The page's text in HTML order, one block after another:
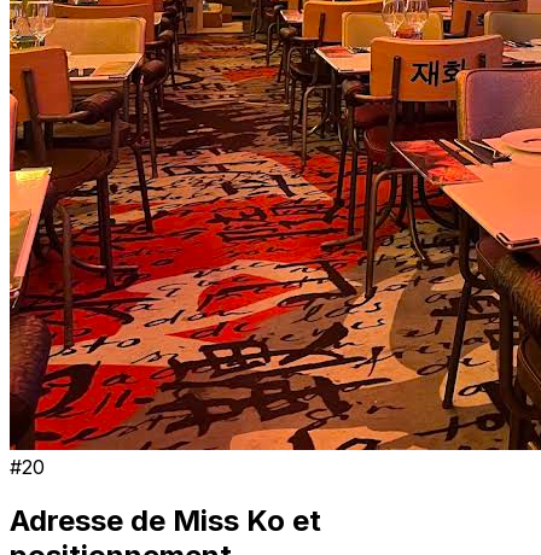
#20
Adresse de Miss Ko et